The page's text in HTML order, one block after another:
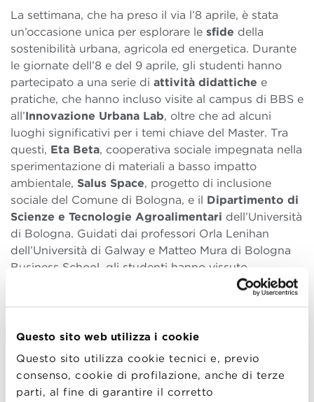
Questo sito web utilizza i cookie
Questo sito utilizza cookie tecnici e, previo
consenso, cookie di profilazione, anche di terze
parti, al fine di garantire il corretto
La settimana, che ha preso il via l’8 aprile, è stata
un’occasione unica per esplorare le sfide della
sostenibilità urbana, agricola ed energetica. Durante
le giornate dell’8 e del 9 aprile, gli studenti hanno
partecipato a una serie di attività didattiche e
pratiche, che hanno incluso visite al campus di BBS e
all’Innovazione Urbana Lab, oltre che ad alcuni
luoghi significativi per i temi chiave del Master. Tra
questi, Eta Beta, cooperativa sociale impegnata nella
sperimentazione di materiali a basso impatto
ambientale, Salus Space, progetto di inclusione
sociale del Comune di Bologna, e il Dipartimento di
Scienze e Tecnologie Agroalimentari dell’Università
di Bologna. Guidati dai professori Orla Lenihan
dell’Università di Galway e Matteo Mura di Bologna
Business School, gli studenti hanno vissuto
esperienza d’apprendimento concreta e
Le attività programmate per la On Campus Week
hanno continuato ad arricchirsi nei giorni successivi,
dopo la partenza degli studenti di Galway. Il 10
aprile, i partecipanti hanno avuto l’opportunità di